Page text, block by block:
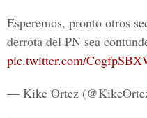
Esperemos, pronto otros
derrota del PN sea
pic.twitter.com/
— Kike Ortez